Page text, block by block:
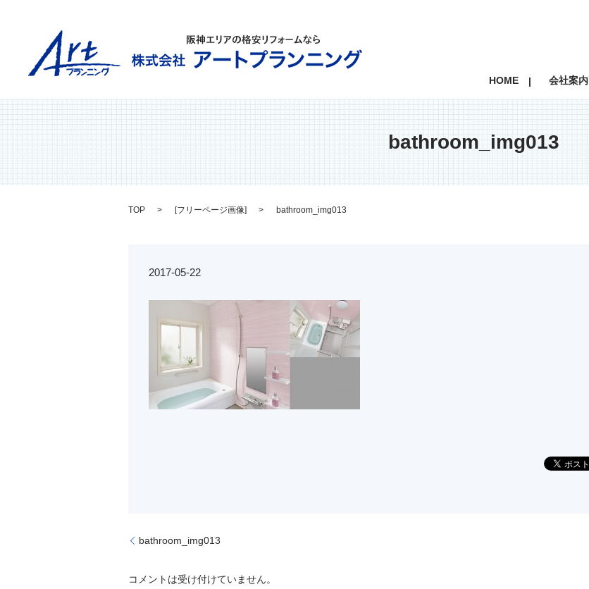
HOME 会社案内
bathroom_img013
TOP [フリーページ画像] bathroom_img013
2017-05-22
bathroom_img013
コメントは受け付けていません。